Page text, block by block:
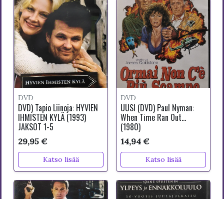
DVD
DVD) Tapio Liinoja: HYVIEN
IHMISTEN KYLÄ (1993)
JAKSOT 1-5
29,95 €
Katso lisää
DVD
UUSI (DVD) Paul Nyman:
When Time Ran Out...
(1980)
14,94 €
Katso lisää